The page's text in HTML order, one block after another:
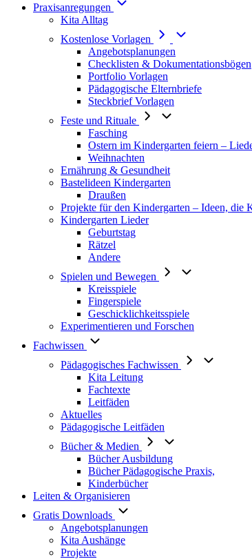
Praxisanregungen
Kita Alltag
Kostenlose Vorlagen
Angebotsplanungen
Checklisten & Dokumentationsbögen
Portfolio Vorlagen
Pädagogische Elternbriefe
Steckbrief Vorlagen
Feste und Rituale
Fasching
Ostern im Kindergarten feiern –
Weihnachten
Ernährung & Gesundheit
Bastelideen Kindergarten
Draußen
Projekte für den Kindergarten – Ideen, die
Kindergarten Lieder
Geburtstag
Rätzel
Andere
Spielen und Bewegen
Kreisspiele
Fingerspiele
Geschicklichkeitsspiele
Experimentieren und Forschen
Fachwissen
Pädagogisches Fachwissen
Kita Leitung
Fachtexte
Leitfäden
Aktuelles
Pädagogische Leitfäden
Bücher & Medien
Bücher Ausbildung
Bücher Pädagogische Praxis,
Kinderbücher
Leiten & Organisieren
Gratis Downloads
Angebotsplanungen
Kita Aushänge
Projekte